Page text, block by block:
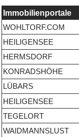
Immobilienportale
WOHLTORF.COM
HEILIGENSEE
HERMSDORF
KONRADSHÖHE
LÜBARS
HEILIGENSEE
TEGELORT
WAIDMANNSLUST